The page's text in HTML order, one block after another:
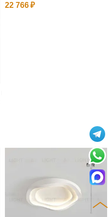
22 766